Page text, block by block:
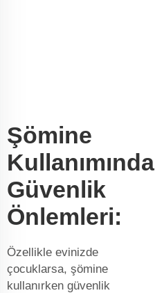
Şömine
Kullanımında
Güvenlik
Önlemleri:
Özellikle evinizde
çocuklarsa, şömine
kullanırken güvenlik